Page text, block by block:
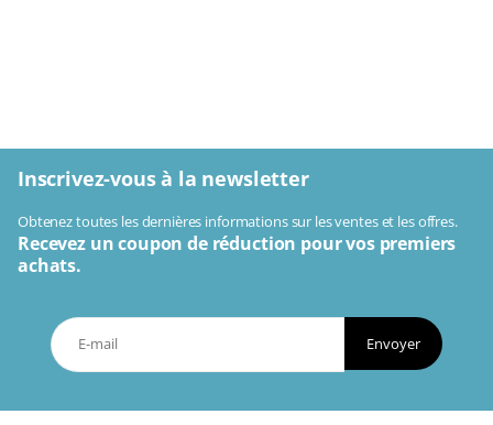
Inscrivez-vous à la newsletter
Obtenez toutes les dernières informations sur les ventes et les offres.
Recevez un coupon de réduction pour vos premiers
achats.
Envoyer